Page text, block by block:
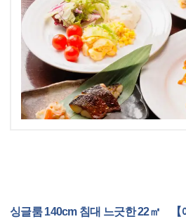
싱글룸 140cm 침대 느긋한 22㎡ 【